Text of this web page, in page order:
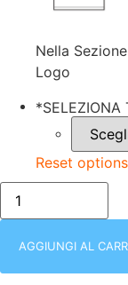
Nella
Logo
*SELEZIONA
Reset options
grigio/FELPA
UNISEX
(UOMO|DONNA)
CON
|
AGGIUNGI AL